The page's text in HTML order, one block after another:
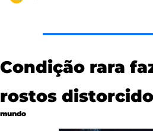
Condição rara
rostos
mundo